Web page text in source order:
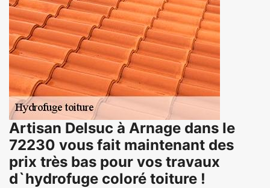
Artisan Delsuc à Arnage dans le
72230 vous fait maintenant des
prix très bas pour vos travaux
d`hydrofuge coloré toiture !